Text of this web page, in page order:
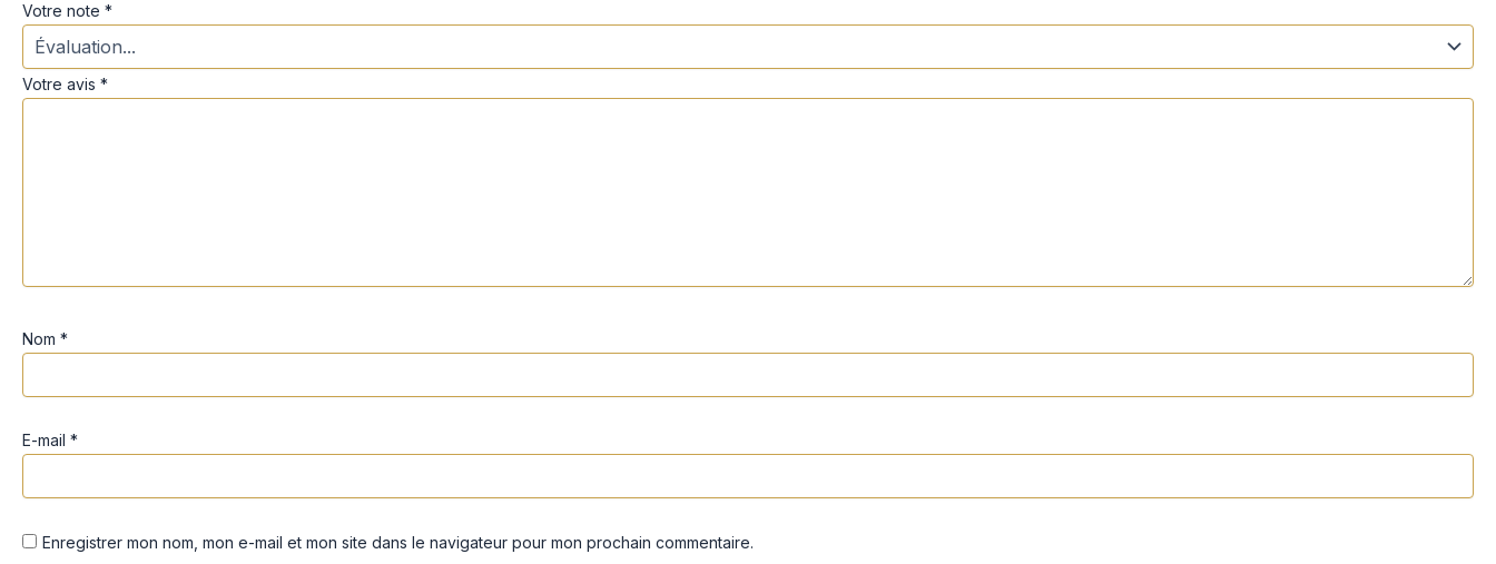
Votre note *
Votre avis *
Nom *
E-mail *
Enregistrer mon nom, mon e-mail et mon site dans le navigateur pour mon prochain commentaire.